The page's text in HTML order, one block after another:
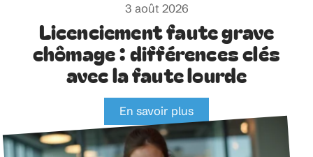
3 août 2026
Licenciement faute grave
chômage : différences clés
avec la faute lourde
En savoir plus